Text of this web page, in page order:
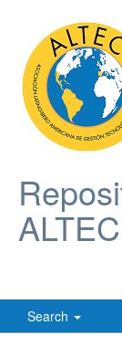
ALTEC
Search